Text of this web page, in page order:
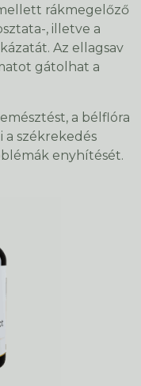
rákmegelőző
, illetve a
Az ellagsav
gátolhat a
a bélflóra
a székrekedés
enyhítését.